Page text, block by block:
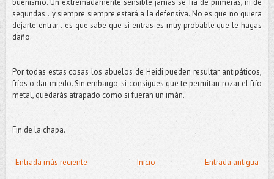
buenismo. Un extremadamente sensible jamás se fía de primeras, ni de
segundas…y siempre siempre estará a la defensiva. No es que no quiera
dejarte entrar…es que sabe que si entras es muy probable que le hagas
daño.
Por todas estas cosas los abuelos de Heidi pueden resultar antipáticos,
fríos o dar miedo. Sin embargo, si consigues que te permitan rozar el frío
metal, quedarás atrapado como si fueran un imán.
Fin de la chapa.
Entrada más reciente Entrada antigua
Inicio